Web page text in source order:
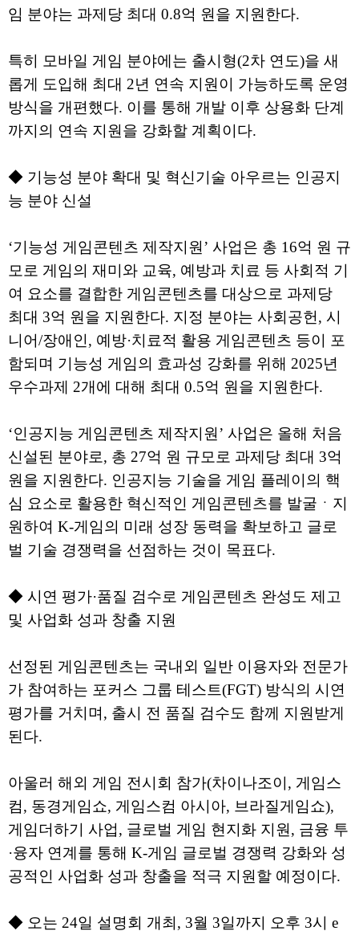
임 분야는 과제당 최대 0.8억 원을 지원한다.
특히 모바일 게임 분야에는 출시형(2차 연도)을 새
롭게 도입해 최대 2년 연속 지원이 가능하도록 운영
방식을 개편했다. 이를 통해 개발 이후 상용화 단계
까지의 연속 지원을 강화할 계획이다.
◆ 기능성 분야 확대 및 혁신기술 아우르는 인공지
능 분야 신설
‘기능성 게임콘텐츠 제작지원’ 사업은 총 16억 원 규
모로 게임의 재미와 교육, 예방과 치료 등 사회적 기
여 요소를 결합한 게임콘텐츠를 대상으로 과제당
최대 3억 원을 지원한다. 지정 분야는 사회공헌, 시
니어/장애인, 예방·치료적 활용 게임콘텐츠 등이 포
함되며 기능성 게임의 효과성 강화를 위해 2025년
우수과제 2개에 대해 최대 0.5억 원을 지원한다.
‘인공지능 게임콘텐츠 제작지원’ 사업은 올해 처음
신설된 분야로, 총 27억 원 규모로 과제당 최대 3억
원을 지원한다. 인공지능 기술을 게임 플레이의 핵
심 요소로 활용한 혁신적인 게임콘텐츠를 발굴ㆍ지
원하여 K-게임의 미래 성장 동력을 확보하고 글로
벌 기술 경쟁력을 선점하는 것이 목표다.
◆ 시연 평가·품질 검수로 게임콘텐츠 완성도 제고
및 사업화 성과 창출 지원
선정된 게임콘텐츠는 국내외 일반 이용자와 전문가
가 참여하는 포커스 그룹 테스트(FGT) 방식의 시연
평가를 거치며, 출시 전 품질 검수도 함께 지원받게
된다.
아울러 해외 게임 전시회 참가(차이나조이, 게임스
컴, 동경게임쇼, 게임스컴 아시아, 브라질게임쇼),
게임더하기 사업, 글로벌 게임 현지화 지원, 금융 투
·융자 연계를 통해 K-게임 글로벌 경쟁력 강화와 성
공적인 사업화 성과 창출을 적극 지원할 예정이다.
◆ 오는 24일 설명회 개최, 3월 3일까지 오후 3시 e